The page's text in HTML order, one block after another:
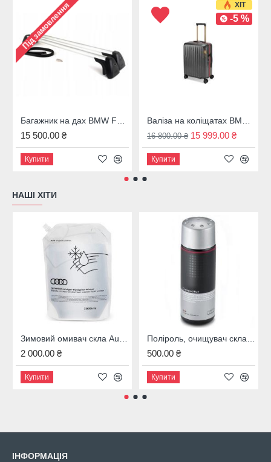
Під замовлення
Багажник на дах BMW F31, 82712350124
15 500.00 ₴
Купити
ХІТ
-5 %
Валіза на коліщатах BMW M темно-сіра 43 л. 80225A7C973
16 800.00 ₴ 15 999.00 ₴
Купити
НАШІ ХІТИ
Зимовий омивач скла Audi, 4M8096323B
2 000.00 ₴
Купити
Поліроль, очищувач скла Audi, 00A096329020
500.00 ₴
Купити
ІНФОРМАЦІЯ